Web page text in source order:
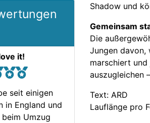
it!
seit einigen
in England und
Umzug
Shadow und
Gemeinsam
Die
Jungen davon,
marschiert und
auszugleichen
Text: ARD
Lauflänge pro